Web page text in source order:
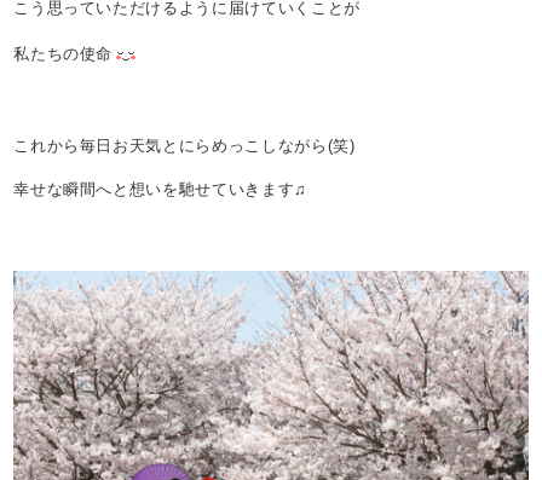
こう思っていただけるように届けていくことが
私たちの使命
これから毎日お天気とにらめっこしながら(笑)
幸せな瞬間へと想いを馳せていきます♫